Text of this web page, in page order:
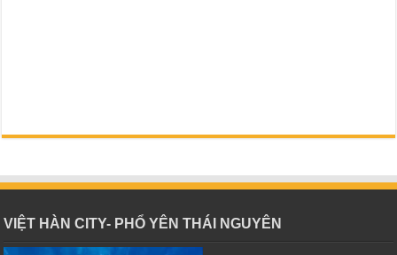
VIỆT HÀN CITY- PHỔ YÊN THÁI NGUYÊN